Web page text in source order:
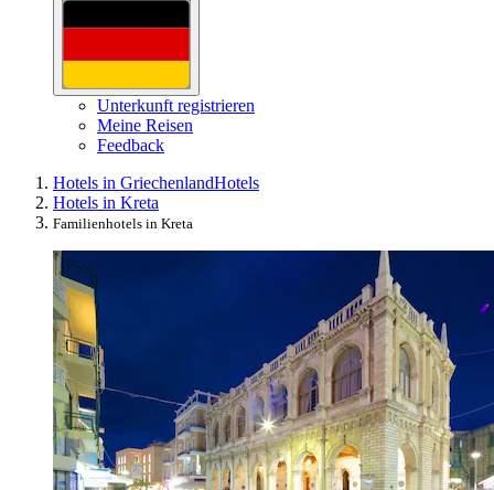
Unterkunft registrieren
Meine Reisen
Feedback
Hotels in GriechenlandHotels
Hotels in Kreta
Familienhotels in Kreta